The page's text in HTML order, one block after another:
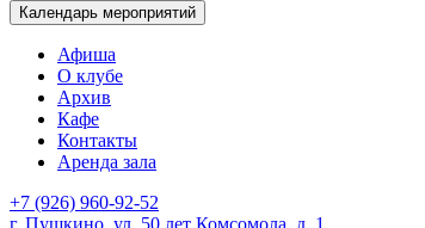
Календарь мероприятий
Афиша
О клубе
Архив
Кафе
Контакты
Аренда зала
+7 (926) 960-92-52
г. Пушкино, ул. 50 лет Комсомола, д. 1